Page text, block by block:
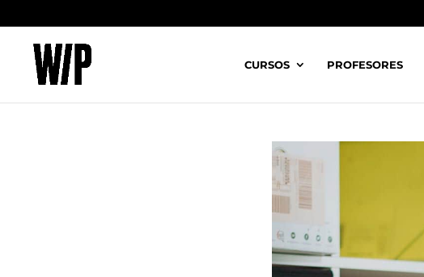
CURSOS PROFESORES